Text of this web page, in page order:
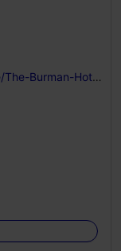
https://www.facebook.com/people/The-Burman-Hotel/61572662493735/